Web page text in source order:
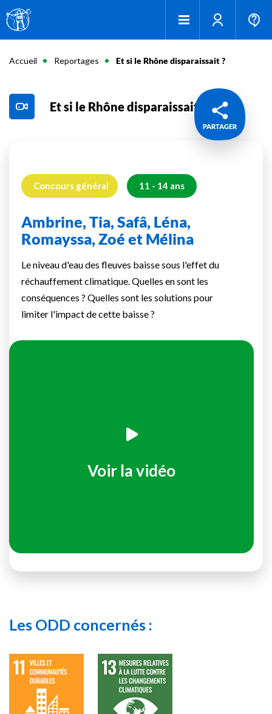
Accueil Reportages Et si le Rhône disparaissait ?
PARTAGER
Et si le Rhône disparaissait ?
Concours général 11 - 14 ans
Ambrine, Tia, Safâ, Léna,
Romayssa, Zoé et Mélina
Le niveau d'eau des fleuves baisse sous l'effet du
réchauffement climatique. Quelles en sont les
conséquences ? Quelles sont les solutions pour
limiter l'impact de cette baisse ?
Voir la vidéo
Les ODD concernés :